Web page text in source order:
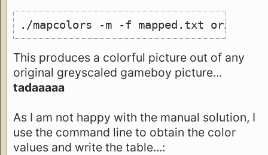
./mapcolors -m -f mapped.txt
This produces a colorful picture out of any
original greyscaled gameboy picture...
tadaaaaa
As I am not happy with the manual solution, I
use the command line to obtain the color
values and write the table...: